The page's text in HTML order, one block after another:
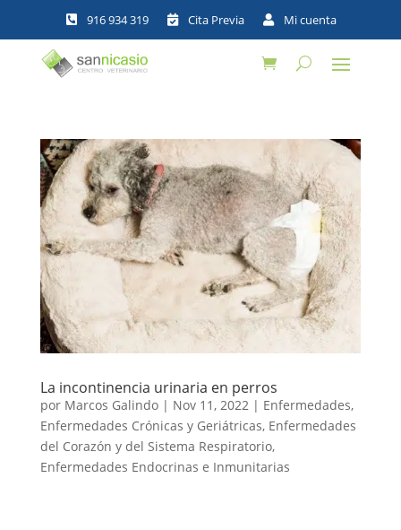
  
La incontinencia urinaria en perros
por Marcos Galindo| Nov 11, 2022 | Enfermedades,
Enfermedades Crónicas y Geriátricas, Enfermedades
del Corazón y del Sistema Respiratorio,
Enfermedades Endocrinas e Inmunitarias